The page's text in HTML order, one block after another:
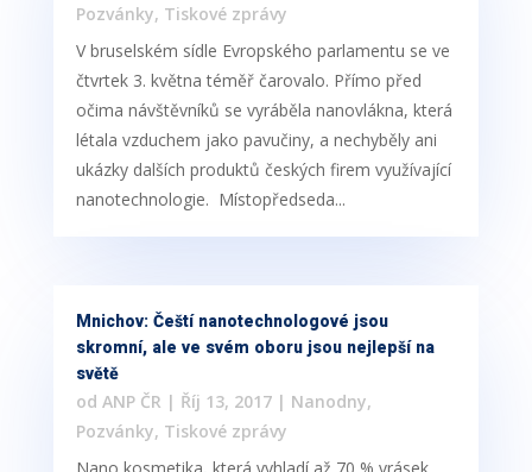
Pozvánky, Tiskové zprávy
V bruselském sídle Evropského parlamentu se ve
čtvrtek 3. května téměř čarovalo. Přímo před
očima návštěvníků se vyráběla nanovlákna, která
létala vzduchem jako pavučiny, a nechyběly ani
ukázky dalších produktů českých firem využívající
nanotechnologie. Místopředseda...
Mnichov: Čeští nanotechnologové jsou
skromní, ale ve svém oboru jsou nejlepší na
světě
od ANP ČR | Říj 13, 2017| Nanodny,
Pozvánky, Tiskové zprávy